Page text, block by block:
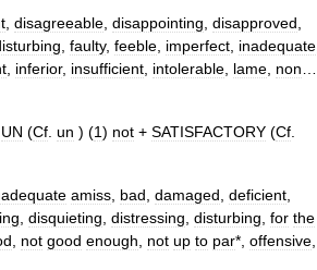
disagreeable disappointing disapproved
faulty, feeble imperfect inadequate
inferior, insufficient intolerable lame non
UN (Cf un ) (1) not + SATISFACTORY (Cf
amiss bad damaged deficient
disquieting distressing disturbing for the
not good enough not up to par*, offensive